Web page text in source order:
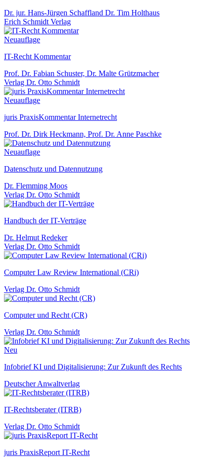
Dr. jur. Hans-Jürgen Schaffland Dr. Tim Holthaus
Erich Schmidt Verlag
Neuauflage
IT-Recht Kommentar
Prof. Dr. Fabian Schuster, Dr. Malte Grützmacher
Verlag Dr. Otto Schmidt
Neuauflage
juris PraxisKommentar Internetrecht
Prof. Dr. Dirk Heckmann, Prof. Dr. Anne Paschke
Neuauflage
Datenschutz und Datennutzung
Dr. Flemming Moos
Verlag Dr. Otto Schmidt
Handbuch der IT-Verträge
Dr. Helmut Redeker
Verlag Dr. Otto Schmidt
Computer Law Review International (CRi)
Verlag Dr. Otto Schmidt
Computer und Recht (CR)
Verlag Dr. Otto Schmidt
Neu
Infobrief KI und Digitalisierung: Zur Zukunft des Rechts
Deutscher Anwaltverlag
IT-Rechtsberater (ITRB)
Verlag Dr. Otto Schmidt
juris PraxisReport IT-Recht